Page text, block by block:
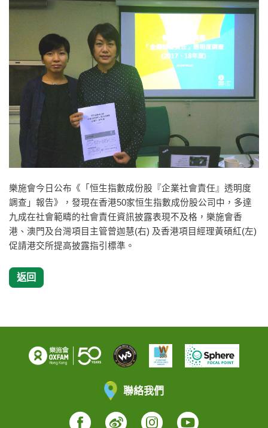
樂施會今日公布《「恒生指數成份股『企業社會責任』透明度
調查」報告》，發現在香港50家恒生指數成份股公司中，多達
九成在社會範疇的社會責任資訊披露表現不及格，樂施會香
港、澳門及台灣項目主管曾迦慧(右) 及香港項目經理黃碩紅(左)
促請港交所提高披露指引標準。
返回
聯絡我們